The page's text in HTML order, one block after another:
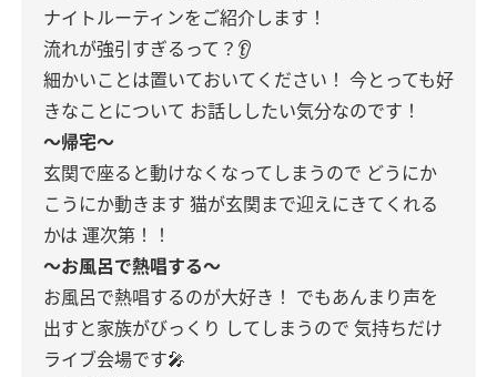
ナイトルーティンをご紹介します！
流れが強引すぎるって？👂
細かいことは置いておいてください！ 今とっても好
きなことについて お話ししたい気分なのです！
〜帰宅〜
玄関で座ると動けなくなってしまうので どうにか
こうにか動きます 猫が玄関まで迎えにきてくれる
かは 運次第！！
〜お風呂で熱唱する〜
お風呂で熱唱するのが大好き！ でもあんまり声を
出すと家族がびっくり してしまうので 気持ちだけ
ライブ会場です🎤